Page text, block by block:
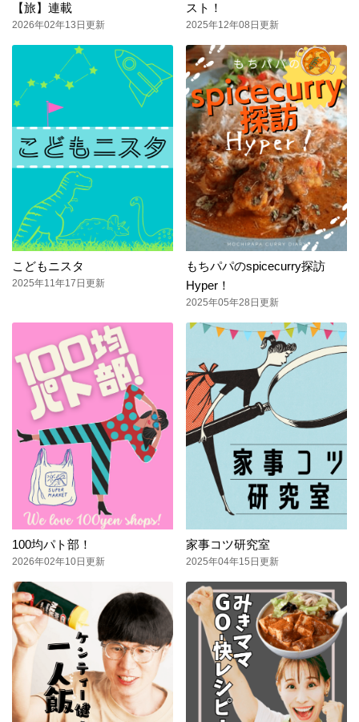
【旅】連載
2026年02年13日更新
スト！
2025年12年08日更新
こどもニスタ
2025年11年17日更新
もちパパのspicecurry探訪
Hyper！
2025年05年28日更新
100均パト部！
2026年02年10日更新
家事コツ研究室
2025年04年15日更新